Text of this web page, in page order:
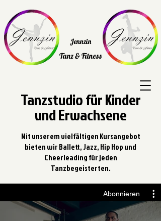
Jennzin
Tanz & Fitness
Tanzstudio für Kinder
und Erwachsene
Mit unserem vielfältigen Kursangebot
bieten wir Ballett, Jazz, Hip Hop und
Cheerleading für jeden
Tanzbegeisterten.
Abonnieren